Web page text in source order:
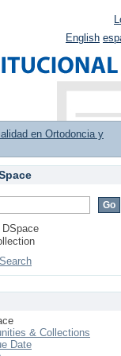
by Subject
English
en Ortodoncia y
& Collections
Date